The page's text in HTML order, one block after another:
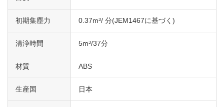
初期集塵力 0.37m³/ 分(JEM1467に基づく)
清浄時間 5m³/37分
材質 ABS
生産国 日本